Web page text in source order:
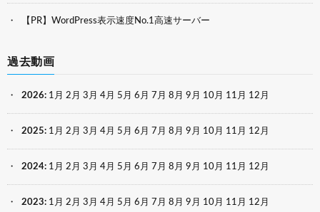
【PR】WordPress表示速度No.1高速サーバー
過去動画
2026: 1月 2月 3月 4月 5月 6月 7月 8月 9月 10月 11月 12月
2025: 1月 2月 3月 4月 5月 6月 7月 8月 9月 10月 11月 12月
2024: 1月 2月 3月 4月 5月 6月 7月 8月 9月 10月 11月 12月
2023: 1月 2月 3月 4月 5月 6月 7月 8月 9月 10月 11月 12月